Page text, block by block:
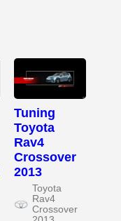
Tuning
Toyota
Rav4
Crossover
2013
Toyota
Rav4
Crossover